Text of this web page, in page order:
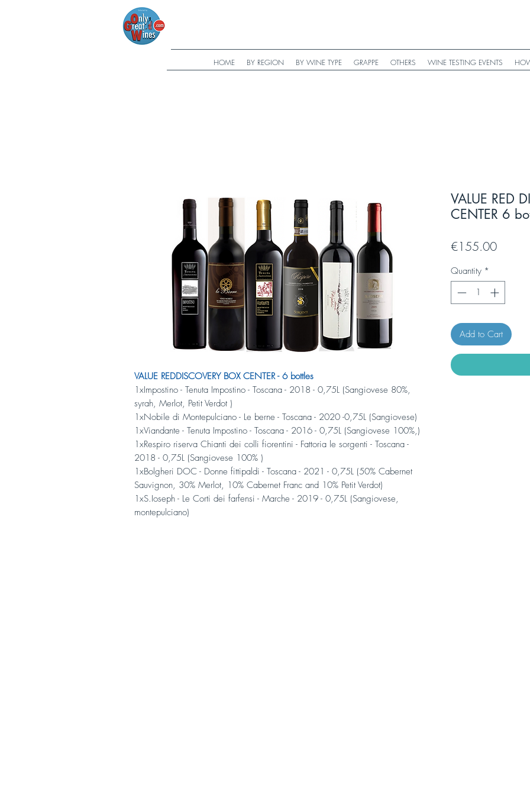
HOME BY REGION BY WINE TYPE GRAPPE OTHERS WINE TESTING EVENTS
VALUE REDDISCOVERY BOX CENTER - 6 bottles
1xImpostino - Tenuta Impostino - Toscana - 2018 - 0,75L (Sangiovese 80%,
syrah, Merlot, Petit Verdot )
1xNobile di Montepulciano - Le berne - Toscana - 2020 -0,75L (Sangiovese)
1xViandante - Tenuta Impostino - Toscana - 2016 - 0,75L (Sangiovese 100%,)
1xRespiro riserva Chianti dei colli fiorentini - Fattoria le sorgenti - Toscana -
2018 - 0,75L (Sangiovese 100% )
1xBolgheri DOC - Donne fittipaldi - Toscana - 2021 - 0,75L (50% Cabernet
Sauvignon, 30% Merlot, 10% Cabernet Franc and 10% Petit Verdot)
1xS.Ioseph - Le Corti dei farfensi - Marche - 2019 - 0,75L (Sangiovese,
montepulciano)
VALUE RED
CENTER 6
€155.00Price
Quantity *
Add to Cart